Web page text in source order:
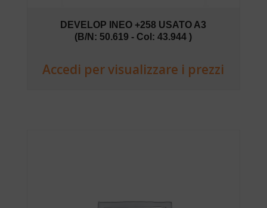
DEVELOP INEO +258 USATO A3
(B/N: 50.619 - Col: 43.944 )
Accedi per visualizzare i prezzi